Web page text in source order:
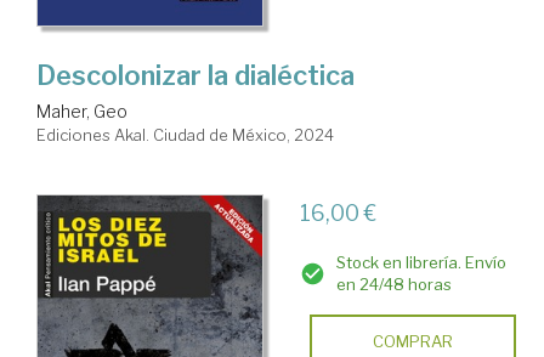
Descolonizar la dialéctica
Maher, Geo
Ediciones Akal. Ciudad de México, 2024
16,00 €
Stock en librería. Envío
en 24/48 horas
COMPRAR